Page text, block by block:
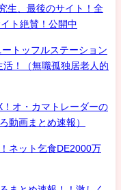
生、最後のサイト！全
ト絶賛！公開中
トッフルステーション
！（無職孤独居老人的
オ・カマトレーダーの
動画まとめ速報）
ネット乞食DE2000万